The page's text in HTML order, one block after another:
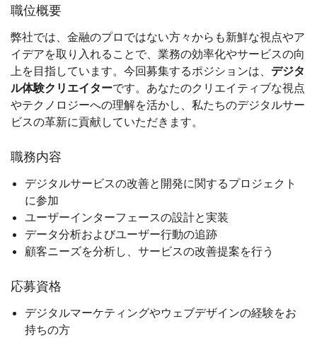
職位概要
弊社では、金融のプロではない方々からも新鮮な視点やア
イデアを取り入れることで、業務の効率化やサービスの向
上を目指しています。今回募集するポジションは、 デジタ
ル体験クリエイターです。あなたのクリエイティブな視点
やテクノロジーへの理解を活かし、私たちのデジタルサー
ビスの革新に貢献していただきます。
職務内容
デジタルサービスの改善と開発に関するプロジェクト
に参加
ユーザーインターフェースの設計と実装
データ分析およびユーザー行動の追跡
顧客ニーズを分析し、サービスの改善提案を行う
応募資格
デジタルマーケティングやウェブデザインの経験をお
持ちの方